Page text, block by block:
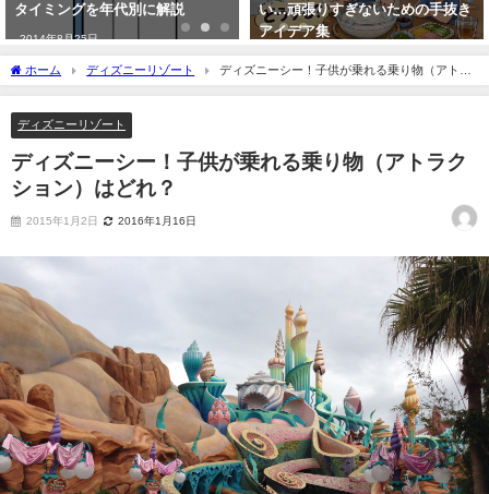
タイミングを年代別に解説
2014年8月25日
い…頑張りすぎないための手抜き
アイデア集
ホーム ディズニーリゾート
ディズニーシー！子供が乗れる乗り物（アトラ
クション）はどれ？
ディズニーリゾート
ディズニーシー！子供が乗れる乗り物（アトラク
ション）はどれ？
2015年1月2日 2016年1月16日